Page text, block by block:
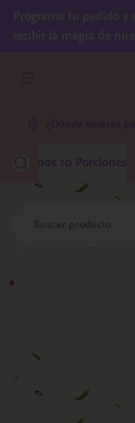
Medianos 10 Porciones